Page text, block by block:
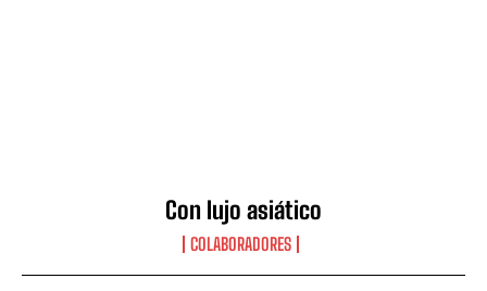
Con lujo asiático
COLABORADORES